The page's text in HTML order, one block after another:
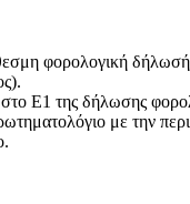
φορολογική δήλωσή
Ε1 της δήλωσης
με την